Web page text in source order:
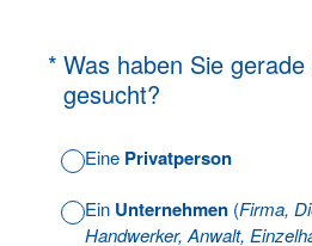
* Was haben Sie
gesucht?
(Erforderlich.)
Eine Privatperson
Ein Unternehmen (Firma,
Handwerker, Anwalt,